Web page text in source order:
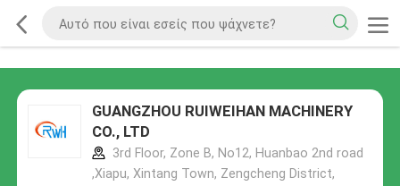
GUANGZHOU RUIWEIHAN MACHINERY
CO., LTD
3rd Floor, Zone B, No12, Huanbao 2nd road
,Xiapu, Xintang Town, Zengcheng District,